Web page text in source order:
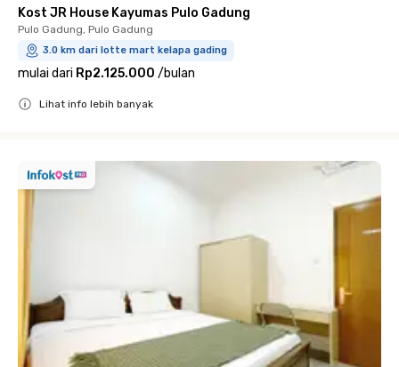
Kost JR House Kayumas Pulo Gadung
Pulo Gadung, Pulo Gadung
3.0 km dari lotte mart kelapa gading
mulai dari Rp2.125.000 /bulan
Lihat info lebih banyak